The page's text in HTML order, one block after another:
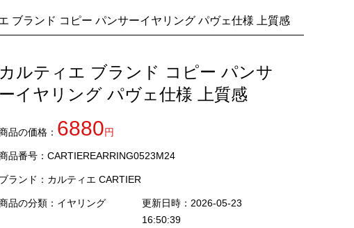
上がりをお見逃しなく。
いただけます。
仕上がりをお見逃しなく。
ブランド コピー パンサーイヤリング パヴェ仕様 上質感
カルティエ ブランド コピー パンサ
ーイヤリング パヴェ仕様 上質感
品の価格： 6880円
品番号：CARTIEREARRING0523M24
ブランド： カルティエ CARTIER
品の分類： イヤリング
更新日時：2026-05-23
16:50:39